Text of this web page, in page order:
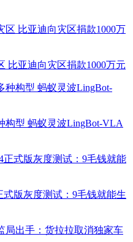
比亚迪向灾区捐款1000万元
构型 蚂蚁灵波LingBot-VLA
式版灰度测试：9毛钱就能生